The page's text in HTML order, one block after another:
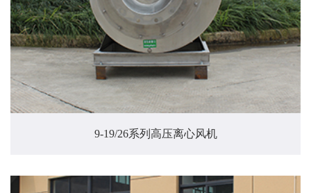
9-19/26系列高压离心风机